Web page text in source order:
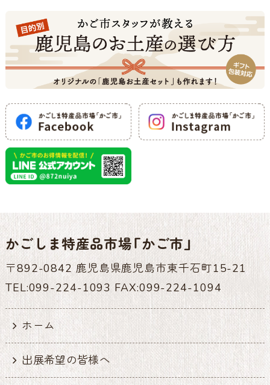
かごしま特産品市場「かご市」
〒892-0842 鹿児島県鹿児島市東千石町15-21
TEL:099-224-1093 FAX:099-224-1094
ホーム
出展希望の皆様へ